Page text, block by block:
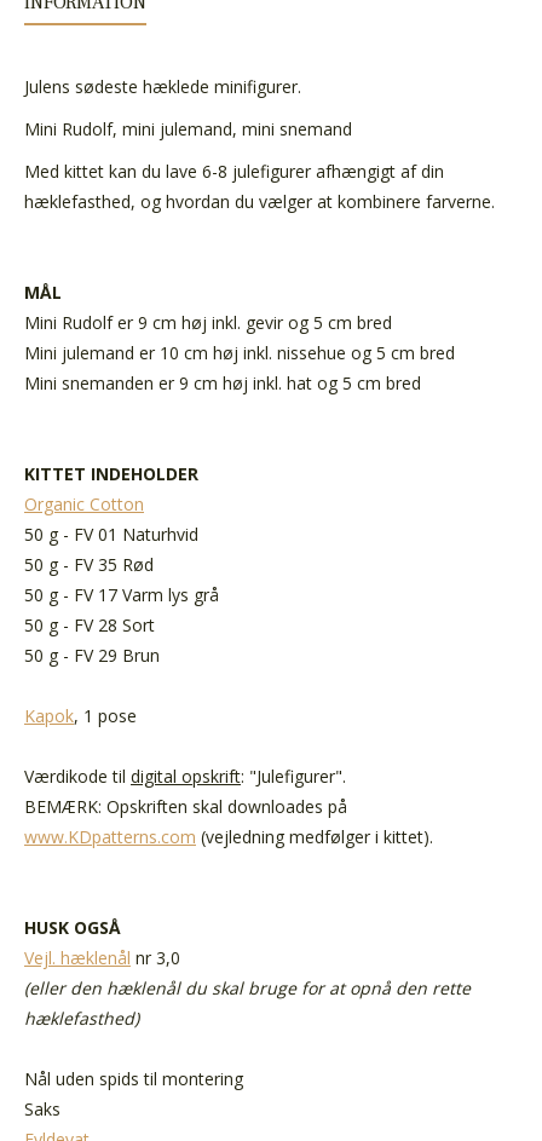
Julens sødeste hæklede minifigurer.
Mini Rudolf, mini julemand, mini snemand
Med kittet kan du lave 6-8 julefigurer afhængigt af din
hæklefasthed, og hvordan du vælger at kombinere farverne.
MÅL
Mini Rudolf er 9 cm høj inkl. gevir og 5 cm bred
Mini julemand er 10 cm høj inkl. nissehue og 5 cm bred
Mini snemanden er 9 cm høj inkl. hat og 5 cm bred
KITTET INDEHOLDER
Organic Cotton
50 g - FV 01 Naturhvid
50 g - FV 35 Rød
50 g - FV 17 Varm lys grå
50 g - FV 28 Sort
50 g - FV 29 Brun
Kapok, 1 pose
Værdikode til digital opskrift: "Julefigurer".
BEMÆRK: Opskriften skal downloades på
www.KDpatterns.com (vejledning medfølger i kittet).
HUSK OGSÅ
Vejl. hæklenål nr 3,0
(eller den hæklenål du skal bruge for at opnå den rette
hæklefasthed)
Nål uden spids til montering
Saks